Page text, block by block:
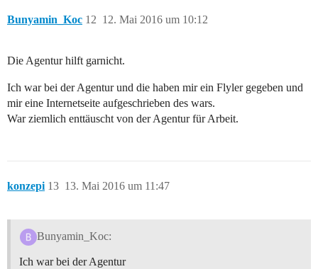
Bunyamin_Koc 12. Mai 2016 um 10:12
12
Die Agentur hilft garnicht.
Ich war bei der Agentur und die haben mir ein Flyler gegeben und
mir eine Internetseite aufgeschrieben des wars.
War ziemlich enttäuscht von der Agentur für Arbeit.
konzepi 13. Mai 2016 um 11:47
13
Bunyamin_Koc:
Ich war bei der Agentur